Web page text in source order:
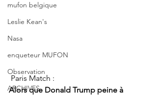
mufon belgique
Leslie Kean's
Nasa
enqueteur MUFON
Observation
ARCHIVES
Paris Match :
Alors que Donald Trump peine à